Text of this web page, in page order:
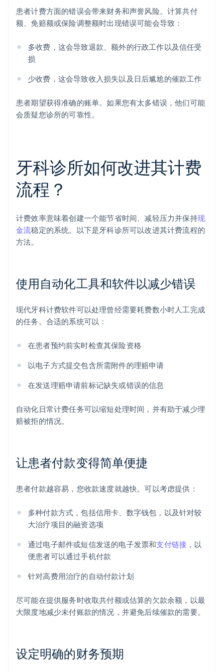
患者计费方面的错误会带来财务和声誉风险。计算共付
额、免赔额或保险调整额时出现错误可能会导致：
多收费，这会导致退款、额外的行政工作以及信任受
损
少收费，这会导致收入损失以及日后尴尬的催款工作
患者期望获得准确的账单。如果您有太多错误，他们可能
会质疑您诊所的可靠性。
牙科诊所如何改进其计费
流程？
计费效率意味着创建一个能节省时间、减轻压力并保持现
金流稳定的系统。以下是牙科诊所可以改进其计费流程的
方法。
使用自动化工具和软件以减少错误
现代牙科计费软件可以处理曾经需要耗费数小时人工完成
的任务。合适的系统可以：
在患者预约前实时检查其保险资格
以电子方式提交包含所需附件的理赔申请
在发送理赔申请前标记缺失或错误的信息
自动化日常计费任务可以缩短处理时间，并有助于减少理
赔被拒的情况。
让患者付款变得简单便捷
患者付款越容易，您收款速度就越快。可以考虑提供：
多种付款方式，包括信用卡、数字钱包，以及针对较
大治疗项目的融资选项
通过电子邮件或短信发送的电子发票和支付链接 ，以
便患者可以通过手机付款
针对高费用治疗的自动付款计划
尽可能在提供服务时收取共付额或估算的欠款余额，以最
大限度地减少未付账款的情况，并避免后续催款的需要。
设定明确的财务预期